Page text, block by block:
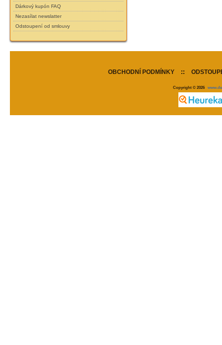
Dárkový kupón FAQ
Nezasílat newslatter
Odstoupení od smlouvy
OBCHODNÍ PODMÍNKY ::
Copyright © 2026